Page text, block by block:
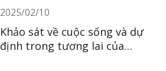
2025/02/10
Khảo sát về cuộc sống và dự
định trong tương lai của